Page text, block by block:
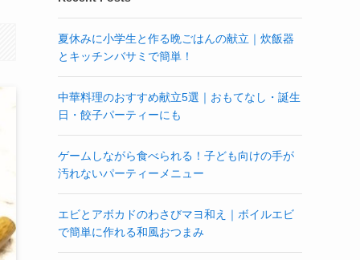
夏休みに小学生と作る晩ごはんの献立｜炊飯器
とキッチンバサミで簡単！
中華料理のおすすめ献立5選｜おもてなし・誕生
日・餃子パーティーにも
ゲームしながら食べられる！子ども向けの手が
汚れないパーティーメニュー
エビとアボカドのわさびマヨ和え｜ボイルエビ
で簡単に作れる和風おつまみ